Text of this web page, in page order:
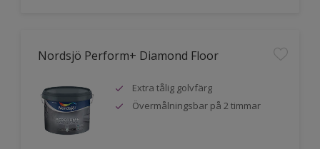
Nordsjö Perform+ Diamond Floor
Extra tålig golvfärg
Övermålningsbar på 2 timmar